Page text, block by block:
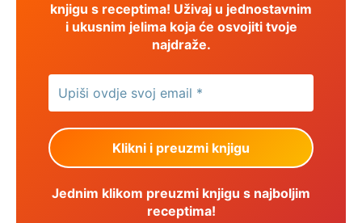
knjigu s receptima! Uživaj u jednostavnim
i ukusnim jelima koja će osvojiti tvoje
najdraže.
Jednim klikom preuzmi knjigu s najboljim
receptima!